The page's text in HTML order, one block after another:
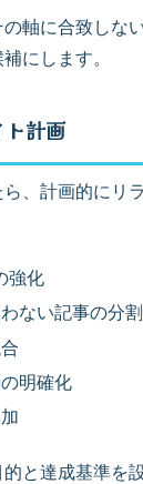
軸に合致しな
にします。
計画
、計画的にリ
強化
ない記事の分割
明確化
と達成基準を